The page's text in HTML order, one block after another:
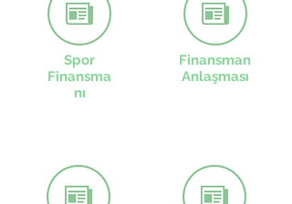
Spor
Finansma
nı
Finansman
Anlaşması